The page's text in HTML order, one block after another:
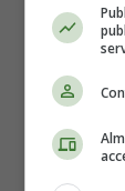
150
4
20